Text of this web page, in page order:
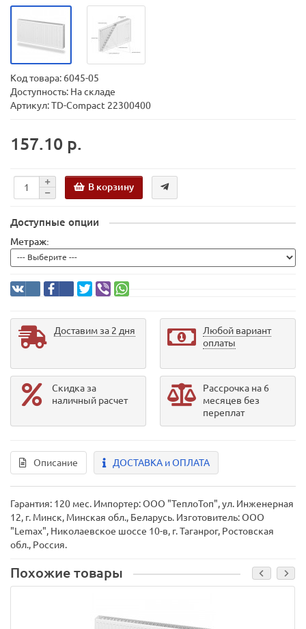
Код товара: 6045-05
Доступность: На складе
Артикул: TD-Compact 22300400
157.10 р.
В корзину
Доступные опции
Метраж:
Доставим за 2 дня
Любой вариант
оплаты
Скидка за
наличный расчет
Рассрочка на 6
месяцев без
переплат
Описание ДОСТАВКА и ОПЛАТА
Гарантия: 120 мес. Импортер: ООО "ТеплоТоп", ул. Инженерная
12, г. Минск, Минская обл., Беларусь. Изготовитель: ООО
"Lemax", Николаевское шоссе 10-в, г. Таганрог, Ростовская
обл., Россия.
Похожие товары